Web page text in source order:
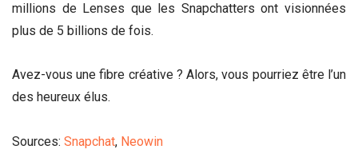
millions de Lenses que les Snapchatters ont visionnées
plus de 5 billions de fois.
Avez-vous une fibre créative ? Alors, vous pourriez être l’un
des heureux élus.
Sources: Snapchat, Neowin